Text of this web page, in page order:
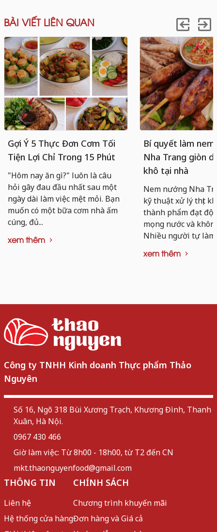
BÀI VIẾT LIÊN QUAN
Gợi Ý 5 Thực Đơn Cơm Tối
Tiện Lợi Chỉ Trong 15 Phút
"Hôm nay ăn gì?" luôn là câu
hỏi gây đau đầu nhất sau một
ngày dài làm việc mệt mỏi. Bạn
muốn có một bữa cơm nhà ấm
cúng, đủ...
xem thêm
Bí quyết làm
Nha Trang giòn
khô tại nhà
Nem nướng Nha
kỹ thuật xử lý thịt
thành phẩm đạt độ
mọng nước và
Nhiều người tự
xem thêm
Công ty TNHH Kinh doanh Thực phẩm Thảo
Nguyên
Số 16, Ngõ 318 Bùi Xương Trạch, Khương Đình, Thanh
Xuân, Hà Nội.
0967 430 466
Giờ làm việc: Từ 8h00 - 18h00, từ T2 đến CN
mkt.thaonguyenfood@gmail.com
THÔNG TIN
Liên hệ
Hệ thống cửa hàng
CHÍNH SÁCH
Chương trình khuyến mãi
Đơn hàng và Giá cả